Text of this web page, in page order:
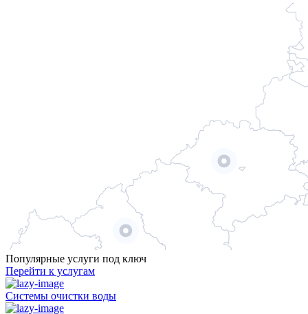
Популярные услуги под ключ
Перейти к услугам
Системы очистки воды